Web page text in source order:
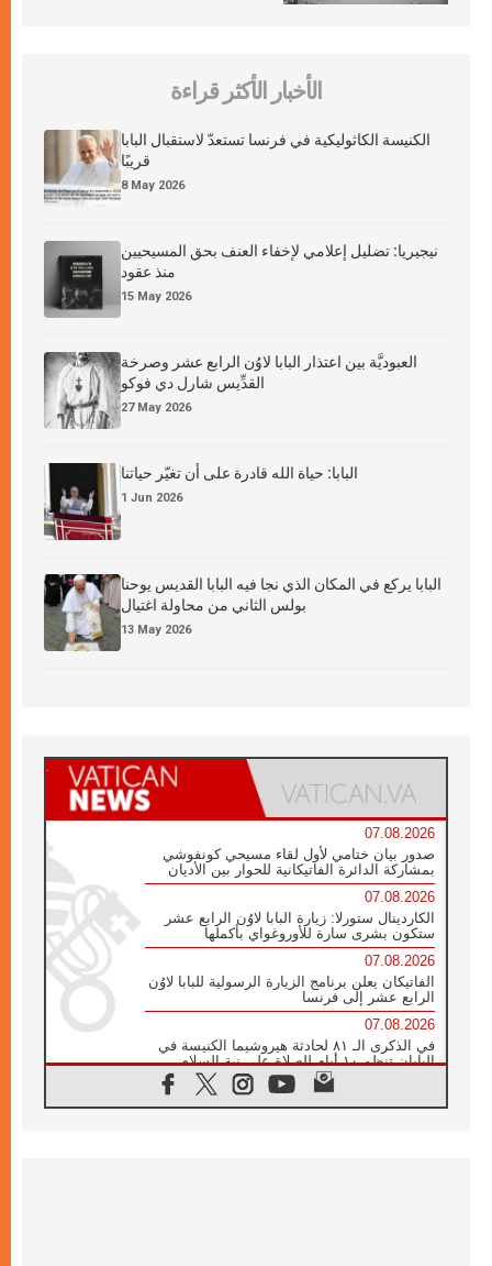
الأخبار الأكثر قراءة
الكنيسة الكاثوليكية في فرنسا تستعدّ لاستقبال البابا
قريبًا
8 May 2026
نيجيريا: تضليل إعلامي لإخفاء العنف بحق المسيحيين
منذ عقود
15 May 2026
العبوديَّة بين اعتذار البابا لاوُن الرابع عشر وصرخة
القدِّيس شارل دي فوكو
27 May 2026
البابا: حياة الله قادرة على أن تغيّر حياتنا
1 Jun 2026
البابا يركع في المكان الذي نجا فيه البابا القديس يوحنا
بولس الثاني من محاولة اغتيال
13 May 2026
07.08.2026
صدور بيان ختامي لأول لقاء مسيحي كونفوشي
بمشاركة الدائرة الفاتيكانية للحوار بين الأديان
07.08.2026
الكاردينال ستورلا: زيارة البابا لاوُن الرابع عشر
ستكون بشرى سارة للأوروغواي بأكملها
07.08.2026
الفاتيكان يعلن برنامج الزيارة الرسولية للبابا لاوُن
الرابع عشر إلى فرنسا
07.08.2026
في الذكرى الـ ٨١ لحادثة هيروشيما الكنيسة في
اليابان تنظم ١٠ أيام للصلاة على نية السلام
الكنيسة في الأوروغواي: زيارة البابا ستعزز